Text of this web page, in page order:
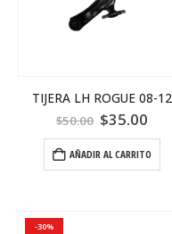
TIJERA LH ROGUE 08-12
$50.00 $35.00
AÑADIR AL CARRITO
-30%